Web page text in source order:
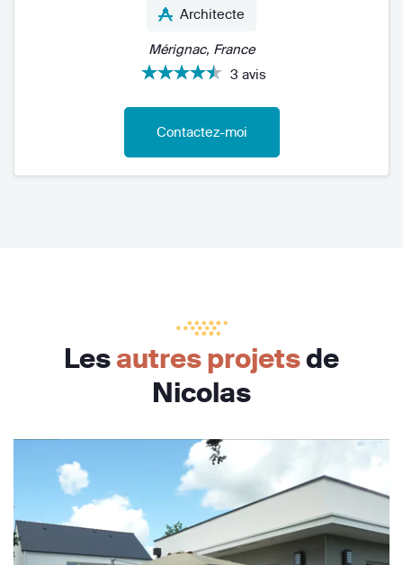
Architecte
Mérignac, France
3 avis
Contactez-moi
Lesautres projetsde
Nicolas